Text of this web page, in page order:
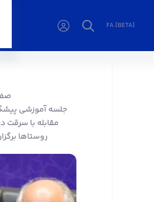
FA [BETA]
جلسه آموزشی
مقابله با سرقت
روستاها